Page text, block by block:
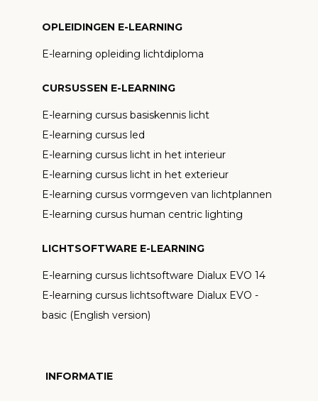
OPLEIDINGEN E-LEARNING
E-learning opleiding lichtdiploma
CURSUSSEN E-LEARNING
E-learning cursus basiskennis licht
E-learning cursus led
E-learning cursus licht in het interieur
E-learning cursus licht in het exterieur
E-learning cursus vormgeven van lichtplannen
E-learning cursus human centric lighting
LICHTSOFTWARE E-LEARNING
E-learning cursus lichtsoftware Dialux EVO 14
E-learning cursus lichtsoftware Dialux EVO -
basic (English version)
INFORMATIE